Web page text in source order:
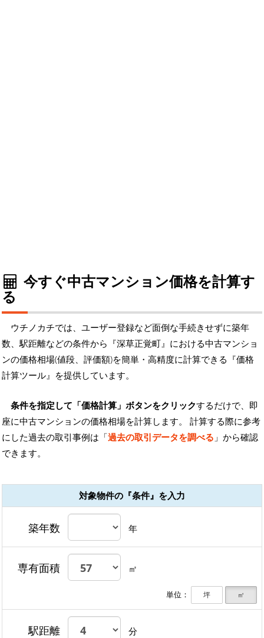
今すぐ中古マンション価格を計算す
る
ウチノカチでは、ユーザー登録など面倒な手続きせずに築年
数、駅距離などの条件から『深草正覚町』における中古マンショ
ンの価格相場(値段、評価額)を簡単・高精度に計算できる『価格
計算ツール』を提供しています。
条件を指定して「価格計算」ボタンをクリックするだけで、即
座に中古マンションの価格相場を計算します。 計算する際に参考
にした過去の取引事例は「過去の取引データを調べる 」から確認
できます。
対象物件の『条件』を入力
築年数 年
専有面積 ㎡
単位： 坪 ㎡
駅距離 分